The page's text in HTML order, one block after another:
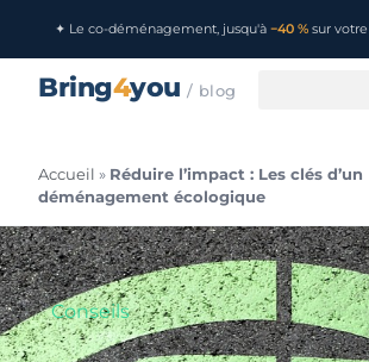
✦ Le co-déménagement, jusqu'à −40 %sur
Bring4you / blog
Accueil » Réduire l’impact : Les clés d’un
déménagement écologique
Conseils